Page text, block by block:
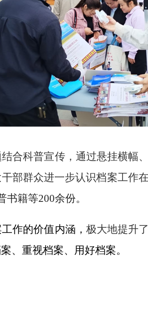
合科普宣传， 通过悬挂横幅
部群众进一步认识档案工作
书籍等200余份。
作的价值内涵， 极大地提升
、重视档案、用好档案。